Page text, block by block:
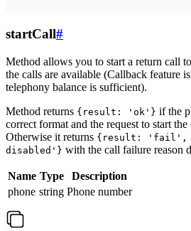
startCall#
Method allows you to start a return call
the calls are available (Callback feature
telephony balance is sufficient).
Method returns {result: 'ok'} if the
correct format and the request to start the
Otherwise it returns {result: 'fail',
disabled'} with the call failure reason
Name Type
Description
phone string Phone number